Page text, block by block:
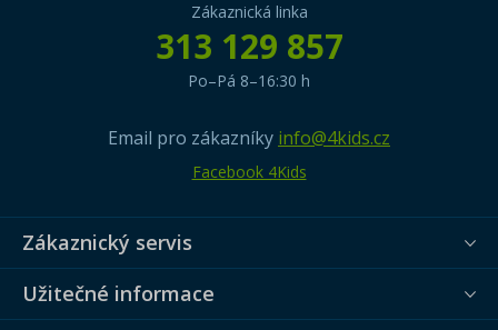
Zákaznická linka
313 129 857
Po–Pá 8–16:30 h
Email pro zákazníky info@4kids.cz
Facebook 4Kids
Zákaznický servis
Užitečné informace